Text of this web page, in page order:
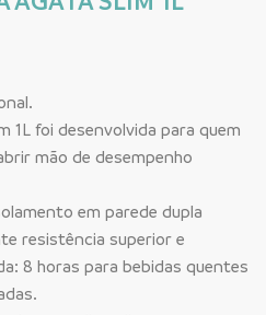
1L foi desenvolvida para quem
mão de desempenho
em parede dupla
resistência superior e
8 horas para bebidas quentes